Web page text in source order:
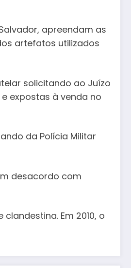
apreendam as
artefatos utilizados
solicitando ao Juízo
expostas à venda no
da Polícia Militar
desacordo com
Em 2010, o